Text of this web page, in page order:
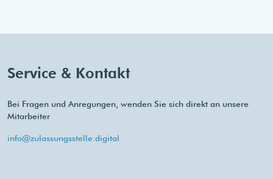
Service & Kontakt
Bei Fragen und Anregungen, wenden Sie sich direkt an unsere
Mitarbeiter
info@zulassungsstelle.digital